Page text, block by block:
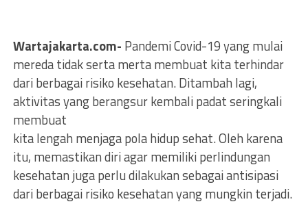
Wartajakarta.com- Pandemi Covid-19 yang mulai
mereda tidak serta merta membuat kita terhindar
dari berbagai risiko kesehatan. Ditambah lagi,
aktivitas yang berangsur kembali padat seringkali
membuat
kita lengah menjaga pola hidup sehat. Oleh karena
itu, memastikan diri agar memiliki perlindungan
kesehatan juga perlu dilakukan sebagai antisipasi
dari berbagai risiko kesehatan yang mungkin terjadi.